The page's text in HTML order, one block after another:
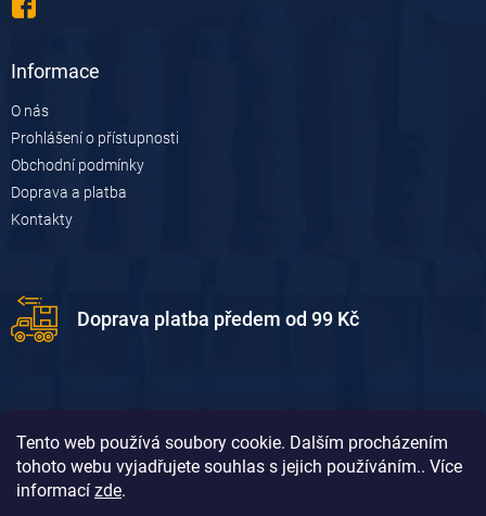
Tento web používá soubory cookie. Dalším procházením
tohoto webu vyjadřujete souhlas s jejich používáním.. Více
informací zde.
Informace
O nás
Prohlášení o přístupnosti
Obchodní podmínky
Doprava a platba
Kontakty
Doprava platba předem od 99 Kč
Doprava platba dobírkou od 119 Kč